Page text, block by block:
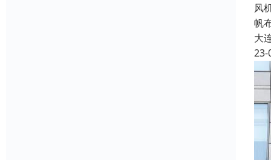
风
帆
大
23-